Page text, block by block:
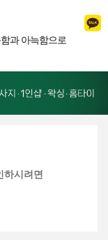
과 아늑함으로
하시려면